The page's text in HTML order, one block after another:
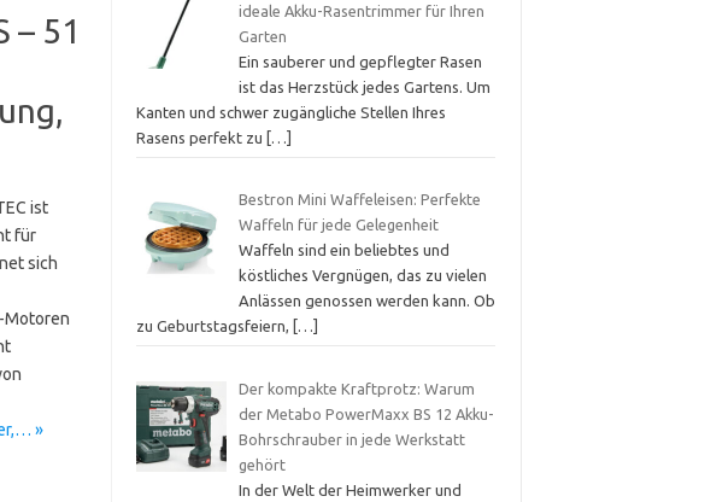
– 51
ist
für
sich
Motoren
»
ideale Akku-Rasentrimmer für Ihren
Garten
Ein sauberer und gepflegter Rasen
ist das Herzstück jedes Gartens. Um
Kanten und schwer zugängliche Stellen Ihres
Rasens perfekt zu
[…]
Bestron Mini Waffeleisen: Perfekte
Waffeln für jede Gelegenheit
Waffeln sind ein beliebtes und
köstliches Vergnügen, das zu vielen
Anlässen genossen werden kann. Ob
zu Geburtstagsfeiern,
[…]
Der kompakte Kraftprotz: Warum
der Metabo PowerMaxx BS 12 Akku-
Bohrschrauber in jede Werkstatt
gehört
In der Welt der Heimwerker und